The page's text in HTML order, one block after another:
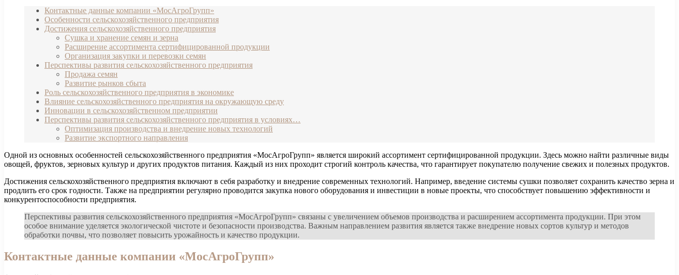
Контактные данные компании «МосАгроГрупп»
Особенности сельскохозяйственного предприятия
Достижения сельскохозяйственного предприятия
Сушка и хранение семян и зерна
Расширение ассортимента сертифицированной продукции
Организация закупки и перевозки семян
Перспективы развития сельскохозяйственного предприятия
Продажа семян
Развитие рынков сбыта
Роль сельскохозяйственного предприятия в экономике
Влияние сельскохозяйственного предприятия на окружающую среду
Инновации в сельскохозяйственном предприятии
Перспективы развития сельскохозяйственного предприятия в условиях…
Оптимизация производства и внедрение новых технологий
Развитие экспортного направления
Одной из основных особенностей сельскохозяйственного предприятия «МосАгроГрупп» является широкий ассортимент сертифицированной продукции. Здесь можно найти различные виды
овощей, фруктов, зерновых культур и других продуктов питания. Каждый из них проходит строгий контроль качества, что гарантирует покупателю получение свежих и полезных продуктов.
Достижения сельскохозяйственного предприятия включают в себя разработку и внедрение современных технологий. Например, введение системы сушки позволяет сохранить качество зерна и
продлить его срок годности. Также на предприятии регулярно проводится закупка нового оборудования и инвестиции в новые проекты, что способствует повышению эффективности и
конкурентоспособности предприятия.
Перспективы развития сельскохозяйственного предприятия «МосАгроГрупп» связаны с увеличением объемов производства и расширением ассортимента продукции. При этом
особое внимание уделяется экологической чистоте и безопасности производства. Важным направлением развития является также внедрение новых сортов культур и методов
обработки почвы, что позволяет повысить урожайность и качество продукции.
Контактные данные компании «МосАгроГрупп»